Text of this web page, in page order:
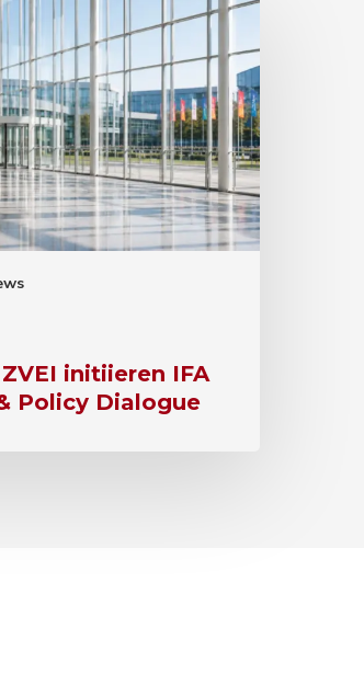
initiieren IFA
Policy Dialogue